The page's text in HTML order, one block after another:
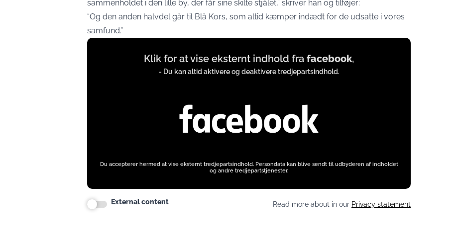
sammenholdet i den lille by, der får sine skilte stjålet,” skriver han og tilføjer:
“Og den anden halvdel går til Blå Kors, som altid kæmper indædt for de udsatte i vores
samfund.”
Display
Klik for at vise eksternt indhold fra facebook,
- Du kan altid aktivere og deaktivere tredjepartsindhold.
Du accepterer hermed at vise eksternt tredjepartsindhold. Persondata kan blive sendt til udbyderen af indholdet
og andre tredjepartstjenester.
External content Read more about in our Privacy statement